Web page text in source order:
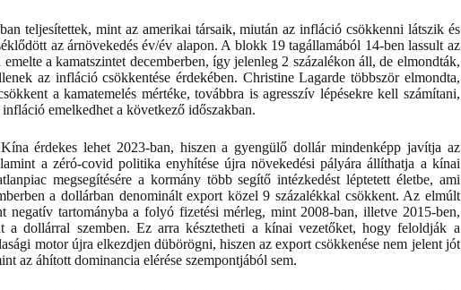
teljesítettek, mint az amerikai társaik, miután az infláció csökkenni látszik és
az árnövekedés év/év alapon. A blokk 19 tagállamából 14-ben lassult az
a kamatszintet decemberben, így jelenleg 2 százalékon áll, de elmondták,
az infláció csökkentése érdekében. Christine Lagarde többször elmondta,
a kamatemelés mértéke, továbbra is agresszív lépésekre kell számítani,
emelkedhet a következő időszakban.
érdekes lehet 2023-ban, hiszen a gyengülő dollár mindenképp javítja az
a zéró-covid politika enyhítése újra növekedési pályára állíthatja a kínai
megsegítésére a kormány több segítő intézkedést léptetett életbe, ami
a dollárban denominált export közel 9 százalékkal csökkent. Az elmúlt
negatív tartományba a folyó fizetési mérleg, mint 2008-ban, illetve 2015-ben,
a dollárral szemben. Ez arra késztetheti a kínai vezetőket, hogy feloldják a
motor újra elkezdjen dübörögni, hiszen az export csökkenése nem jelent jót
az áhított dominancia elérése szempontjából sem.